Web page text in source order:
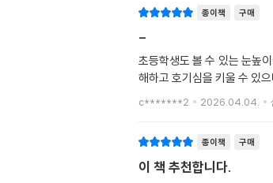
종이책 구매
-
초등학생도 볼 수 있는 눈높
해하고 호기심을 키울 수 있
c*******2 2026.04.04.
종이책 구매
이 책 추천합니다.